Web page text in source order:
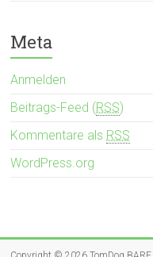
Meta
Anmelden
Beitrags-Feed (RSS)
Kommentare als RSS
WordPress.org